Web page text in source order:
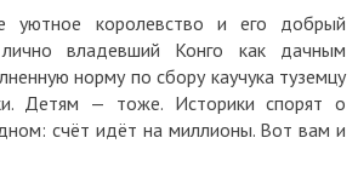
уютное королевство и его добрый
владевший Конго как дачным
норму по сбору каучука туземцу
Детям — тоже. Историки спорят о
счёт идёт на миллионы. Вот вам и